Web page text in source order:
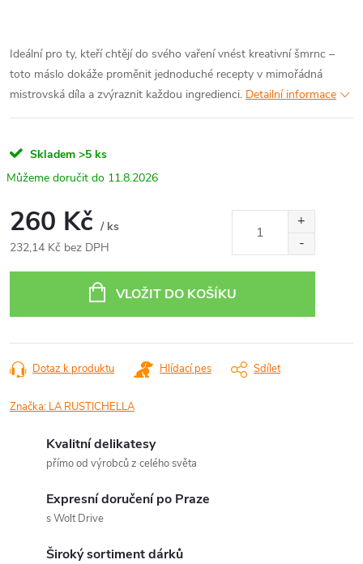
Ideální pro ty, kteří chtějí do svého vaření vnést kreativní šmrnc –
toto máslo dokáže proměnit jednoduché recepty v mimořádná
mistrovská díla a zvýraznit každou ingredienci. Detailní informace
Skladem >5 ks
11.8.2026
260 Kč / ks
232,14 Kč bez DPH
VLOŽIT DO KOŠÍKU
Dotaz k produktu Hlídací pes Sdílet
Značka: LA RUSTICHELLA
Kvalitní delikatesy
přímo od výrobců z celého světa
Expresní doručení po Praze
s Wolt Drive
Široký sortiment dárků